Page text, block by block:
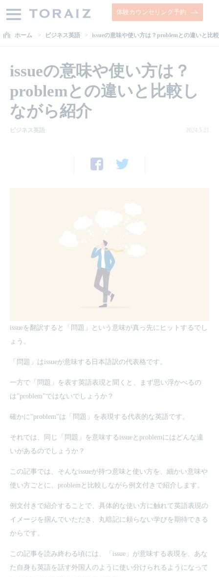
体験カウンセリング予約
ホーム ビジネス英語 issueの意味や使い方は？problemとの違いと比
issueの意味や使い方は？
problemとの違いと比較し
ながら紹介
ビジネス英語 2024.5.21
issueを翻訳すると「問題」という意味が真っ先にヒットするでし
ょう。
「問題」はissueが意味する日本語訳の代表格です。
一方で「問題」を表す英語表現と聞くと、まず思い浮かべるの
は”problem”ではないでしょうか？
確かに”problem”は「問題」を表現する代表的な英語です。
それでは、同じ「問題」を意味するissueとproblemにはどんな違
いがあるのでしょうか？
この記事では、そんなissueが持つ意味と使い方を、細かい意味や
使い方ごとに、problemと比較しながら例文付きで紹介します。
例文付きで紹介することで、具体的な使い方に触れて英語表現の
イメージを掴んでいただき、丸暗記に頼らない学びを期待できる
からです。
この記事を読み終わる頃には、「issue」が意味する表現を、あな
た自身も英語を話す外国人のように使い分けられるようになって